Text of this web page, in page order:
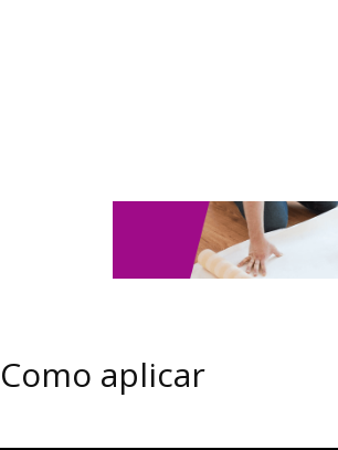
Como aplicar